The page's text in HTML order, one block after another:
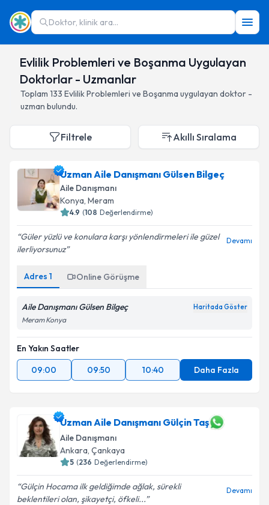
Doktor, klinik ara...
Evlilik Problemleri ve Boşanma Uygulayan
Doktorlar - Uzmanlar
Toplam 133 Evlilik Problemleri ve Boşanma uygulayan doktor -
uzman bulundu.
Filtrele Akıllı Sıralama
Uzman Aile Danışmanı Gülsen Bilgeç
Aile Danışmanı
Konya, Meram
4.9 (108 Değerlendirme)
Güler yüzlü ve konulara karşı yönlendirmeleri ile güzel
ilerliyorsunuz
Devamı
Adres 1 Online Görüşme
Aile Danışmanı Gülsen Bilgeç Haritada Göster
Meram Konya
En Yakın Saatler
09:00
09:50 10:40 Daha Fazla
Uzman Aile Danışmanı Gülçin Taş
Aile Danışmanı
Ankara, Çankaya
5 (236 Değerlendirme)
Gülçin Hocama ilk geldiğimde ağlak, sürekli
beklentileri olan, şikayetçi, öfkeli...
Devamı